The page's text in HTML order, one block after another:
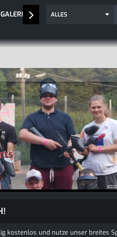
GALERIE ALLES
kostenlos und nutze unser breites